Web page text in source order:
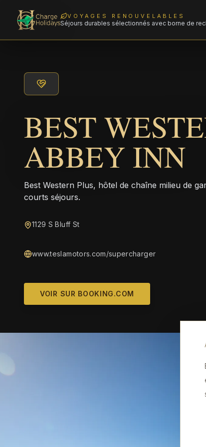
VOYAGES RENOUVELABLES
Séjours durables sélectionnés avec borne de
BEST
ABBEY INN
Best Western Plus, hôtel de chaîne milieu de
courts séjours.
1129 S Bluff St
www.teslamotors.com/supercharger
VOIR SUR BOOKING.COM